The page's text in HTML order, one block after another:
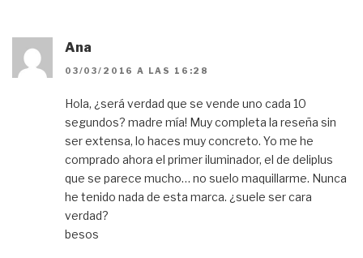
Ana
03/03/2016 A LAS 16:28
Hola, ¿será verdad que se vende uno cada 10
segundos? madre mía! Muy completa la reseña sin
ser extensa, lo haces muy concreto. Yo me he
comprado ahora el primer iluminador, el de deliplus
que se parece mucho… no suelo maquillarme. Nunca
he tenido nada de esta marca. ¿suele ser cara
verdad?
besos